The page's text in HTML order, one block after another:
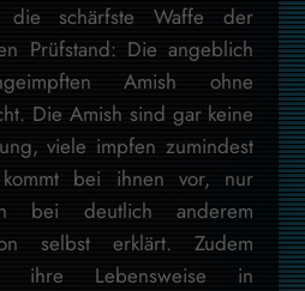
die schärfste Waffe der
Prüfstand: Die angeblich
Amish ohne
Die Amish sind gar keine
viele impfen zumindest
kommt bei ihnen vor, nur
bei deutlich anderem
selbst erklärt. Zudem
ihre Lebensweise in